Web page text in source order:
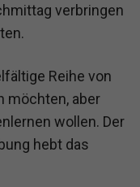
verbringen
Reihe von
möchten, aber
wollen. Der
hebt das